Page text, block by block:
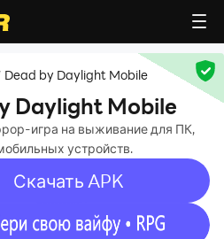
Dead by Daylight Mobile
Daylight Mobile
игра на выживание для ПК,
устройств.
Скачать APK